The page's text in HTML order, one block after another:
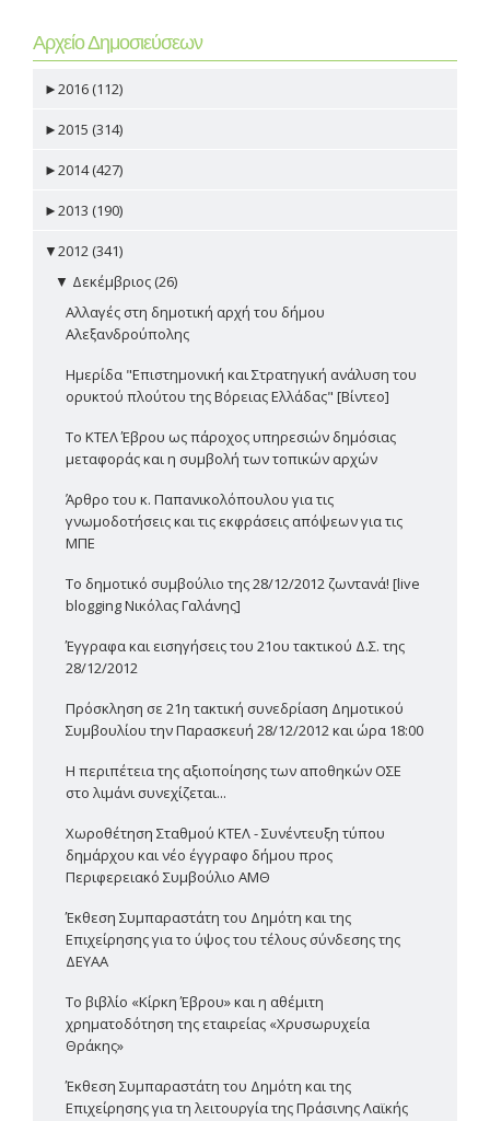
Αρχείο Δημοσιεύσεων
►2016 (112)
►2015 (314)
►2014 (427)
►2013 (190)
▼2012 (341)
▼ Δεκέμβριος (26)
Αλλαγές στη δημοτική αρχή του δήμου
Αλεξανδρούπολης
Ημερίδα "Επιστημονική και Στρατηγική ανάλυση του
ορυκτού πλούτου της Βόρειας Ελλάδας" [Βίντεο]
Το ΚΤΕΛ Έβρου ως πάροχος υπηρεσιών δημόσιας
μεταφοράς και η συμβολή των τοπικών αρχών
Άρθρο του κ. Παπανικολόπουλου για τις
γνωμοδοτήσεις και τις εκφράσεις απόψεων για τις
ΜΠΕ
Το δημοτικό συμβούλιο της 28/12/2012 ζωντανά! [live
blogging Νικόλας Γαλάνης]
Έγγραφα και εισηγήσεις του 21ου τακτικού Δ.Σ. της
28/12/2012
Πρόσκληση σε 21η τακτική συνεδρίαση Δημοτικού
Συμβουλίου την Παρασκευή 28/12/2012 και ώρα 18:00
Η περιπέτεια της αξιοποίησης των αποθηκών ΟΣΕ
στο λιμάνι συνεχίζεται...
Χωροθέτηση Σταθμού ΚΤΕΛ - Συνέντευξη τύπου
δημάρχου και νέο έγγραφο δήμου προς
Περιφερειακό Συμβούλιο ΑΜΘ
Έκθεση Συμπαραστάτη του Δημότη και της
Επιχείρησης για το ύψος του τέλους σύνδεσης της
ΔΕΥΑΑ
Το βιβλίο «Κίρκη Έβρου» και η αθέμιτη
χρηματοδότηση της εταιρείας «Χρυσωρυχεία
Θράκης»
Έκθεση Συμπαραστάτη του Δημότη και της
Επιχείρησης για τη λειτουργία της Πράσινης Λαϊκής